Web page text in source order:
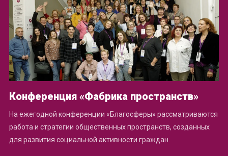
Конференция «Фабрика пространств»
На ежегодной конференции «Благосферы» рассматриваются
работа и стратегии общественных пространств, созданных
для развития социальной активности граждан.